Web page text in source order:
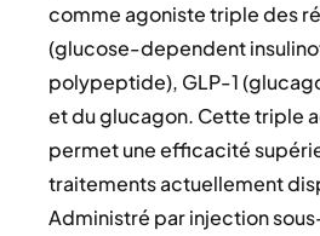
comme agoniste triple des
(glucose-dependent
polypeptide), GLP-1
et du glucagon. Cette triple
permet une efficacité
traitements actuellement
Administré par injection